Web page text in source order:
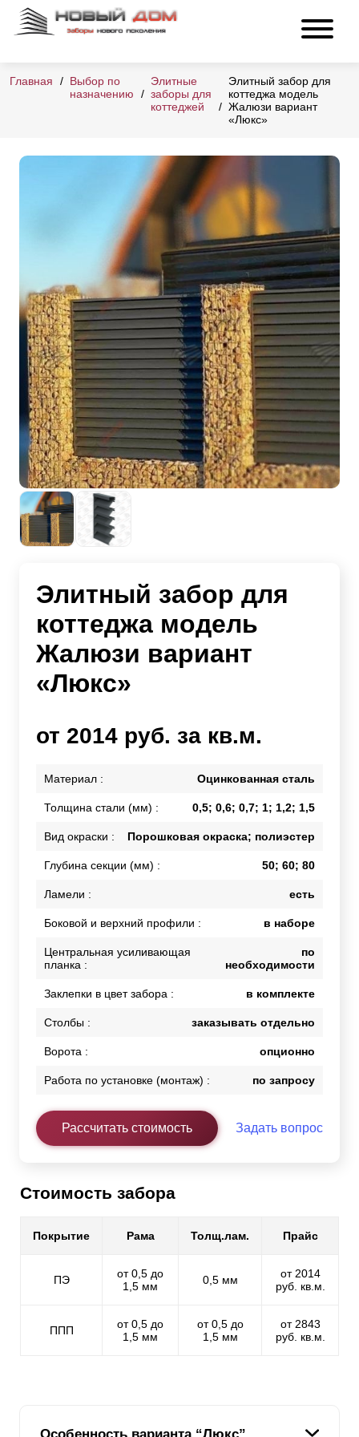
Главная
Выбор по
назначению
Элитные
заборы для
коттеджей
Элитный забор для
коттеджа модель
Жалюзи вариант
«Люкс»
Элитный забор для
коттеджа модель
Жалюзи вариант
«Люкс»
от 2014 руб. за кв.м.
Материал : Оцинкованная сталь
Толщина стали (мм) : 0,5; 0,6; 0,7; 1; 1,2; 1,5
Вид окраски : Порошковая окраска; полиэстер
Глубина секции (мм) : 50; 60; 80
Ламели : есть
Боковой и верхний профили : в наборе
Центральная усиливающая
планка :
по
необходимости
Заклепки в цвет забора : в комплекте
Столбы : заказывать отдельно
Ворота : опционно
Работа по установке (монтаж) : по запросу
Рассчитать стоимость Задать вопрос
Стоимость забора
Покрытие Рама Толщ.лам. Прайс
ПЭ
от 0,5 до
1,5 мм
0,5 мм
от 2014
руб. кв.м.
ППП
от 0,5 до
1,5 мм
от 0,5 до
1,5 мм
от 2843
руб. кв.м.
Особенность варианта “Люкс”